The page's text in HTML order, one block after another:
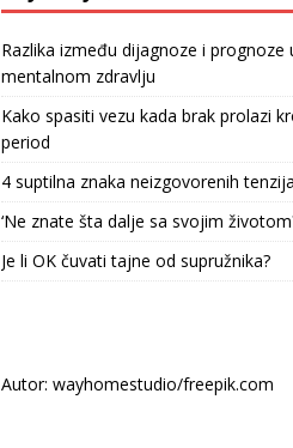
Razlika između dijagnoze i prognoze
mentalnom zdravlju
Kako spasiti vezu kada brak prolazi
period
4 suptilna znaka neizgovorenih
‘Ne znate šta dalje sa svojim
Je li OK čuvati tajne od supružnika?
Autor: wayhomestudio/freepik.com